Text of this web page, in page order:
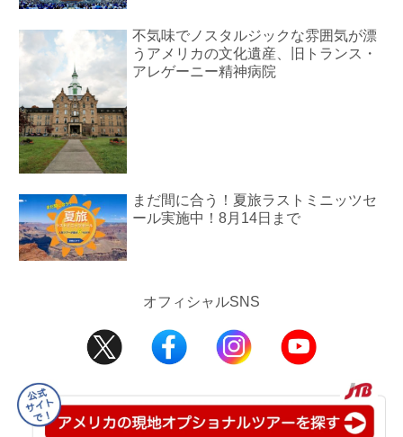
不気味でノスタルジックな雰囲気が漂
うアメリカの文化遺産、旧トランス・
アレゲーニー精神病院
まだ間に合う！夏旅ラストミニッツセ
ール実施中！8月14日まで
オフィシャルSNS